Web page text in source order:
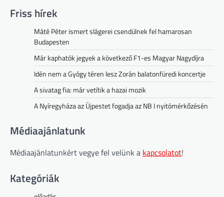
Friss hírek
Máté Péter ismert slágerei csendülnek fel hamarosan
Budapesten
Már kaphatók jegyek a következő F1-es Magyar Nagydíjra
Idén nem a Gyógy téren lesz Zorán balatonfüredi koncertje
A sivatag fia: már vetítik a hazai mozik
A Nyíregyháza az Újpestet fogadja az NB I nyitómérkőzésén
Médiaajánlatunk
Médiaajánlatunkért vegye fel velünk a kapcsolatot!
Kategóriák